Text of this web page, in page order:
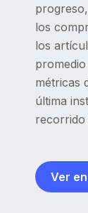
los
los
métricas
última
recorrido
Ver